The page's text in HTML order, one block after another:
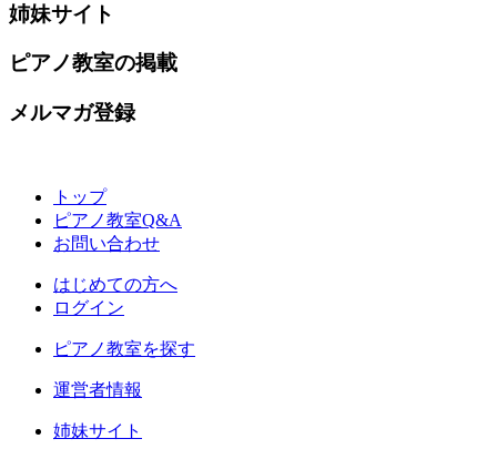
姉妹サイト
ピアノ教室の掲載
メルマガ登録
トップ
ピアノ教室Q&A
お問い合わせ
はじめての方へ
ログイン
ピアノ教室を探す
運営者情報
姉妹サイト